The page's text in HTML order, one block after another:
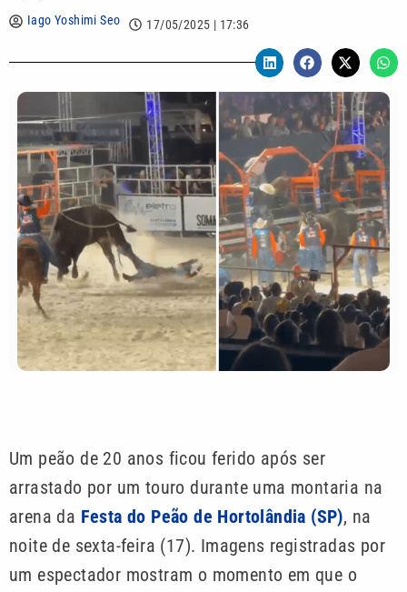
Iago Yoshimi Seo 17/05/2025 | 17:36
Um peão de 20 anos ficou ferido após ser
arrastado por um touro durante uma montaria na
arena da Festa do Peão de Hortolândia (SP), na
noite de sexta-feira (17). Imagens registradas por
um espectador mostram o momento em que o